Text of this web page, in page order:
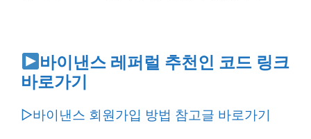
바이낸스 레퍼럴 추천인 코드 링크
바로가기
▷바이낸스 회원가입 방법 참고글 바로가기